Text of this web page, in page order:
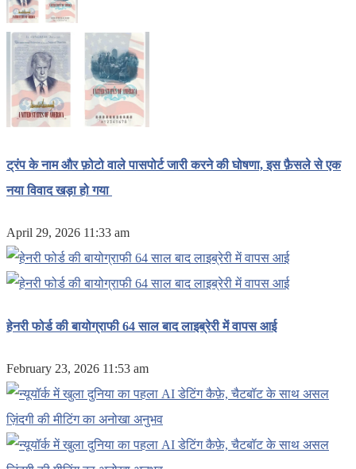
ट्रंप के नाम और फ़ोटो वाले पासपोर्ट जारी करने की घोषणा, इस फ़ैसले से एक
नया विवाद खड़ा हो गया
April 29, 2026 11:33 am
हेनरी फोर्ड की बायोग्राफी 64 साल बाद लाइब्रेरी में वापस आई
February 23, 2026 11:53 am